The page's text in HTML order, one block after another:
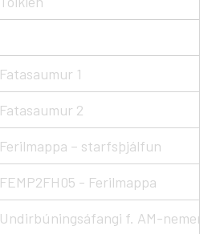
Fatasaumur 1
Fatasaumur 2
Ferilmappa – starfsþjálfun
FEMP2FH05 - Ferilmappa
Undirbúningsáfangi f. AM-